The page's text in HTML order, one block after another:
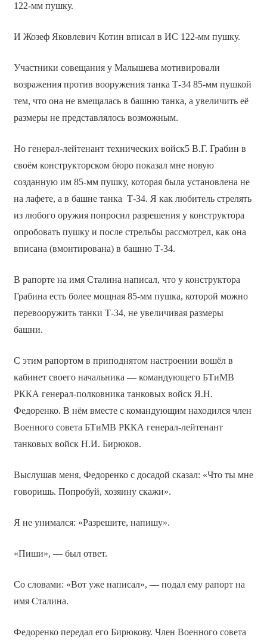
122-мм пушку.
И Жозеф Яковлевич Котин вписал в ИС 122-мм пушку.
Участники совещания у Малышева мотивировали
возражения против вооружения танка Т-34 85-мм пушкой
тем, что она не вмещалась в башню танка, а увеличить её
размеры не представлялось возможным.
Но генерал-лейтенант технических войск5 В.Г. Грабин в
своём конструкторском бюро показал мне новую
созданную им 85-мм пушку, которая была установлена не
на лафете, а в башне танка Т-34. Я как любитель стрелять
из любого оружия попросил разрешения у конструктора
опробовать пушку и после стрельбы рассмотрел, как она
вписана (вмонтирована) в башню Т-34.
В рапорте на имя Сталина написал, что у конструктора
Грабина есть более мощная 85-мм пушка, которой можно
перевооружить танки Т-34, не увеличивая размеры
башни.
С этим рапортом в приподнятом настроении вошёл в
кабинет своего начальника — командующего БТиМВ
РККА генерал-полковника танковых войск Я.Н.
Федоренко. В нём вместе с командующим находился член
Военного совета БТиМВ РККА генерал-лейтенант
танковых войск Н.И. Бирюков.
Выслушав меня, Федоренко с досадой сказал: «Что ты мне
говоришь. Попробуй, хозяину скажи».
Я не унимался: «Разрешите, напишу».
«Пиши», — был ответ.
Со словами: «Вот уже написал», — подал ему рапорт на
имя Сталина.
Федоренко передал его Бирюкову. Член Военного совета